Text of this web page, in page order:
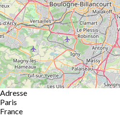
Adresse
Paris
France